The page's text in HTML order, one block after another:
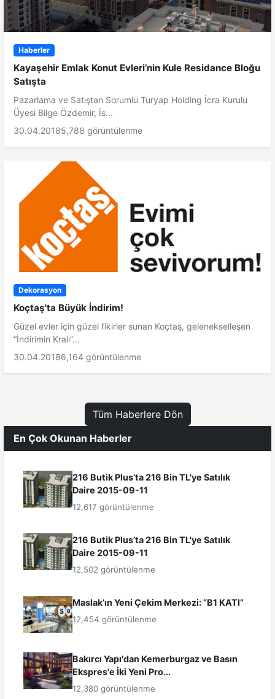
Haberler
Kayaşehir Emlak Konut Evleri’nin Kule Residance Bloğu
Satışta
Pazarlama ve Satıştan Sorumlu Turyap Holding İcra Kurulu
Üyesi Bilge Özdemir, İs...
30.04.20185,788 görüntülenme
Dekorasyon
Koçtaş'ta Büyük İndirim!
Güzel evler için güzel fikirler sunan Koçtaş, gelenekselleşen
“İndirimin Kralı”...
30.04.20186,164 görüntülenme
Tüm Haberlere Dön
En Çok Okunan Haberler
216 Butik Plus’ta 216 Bin TL'ye Satılık
Daire 2015-09-11
12,617 görüntülenme
216 Butik Plus’ta 216 Bin TL'ye Satılık
Daire 2015-09-11
12,502 görüntülenme
Maslak’ın Yeni Çekim Merkezi: “B1 KATI”
12,454 görüntülenme
Bakırcı Yapı'dan Kemerburgaz ve Basın
Ekspres'e İki Yeni Pro...
12,380 görüntülenme